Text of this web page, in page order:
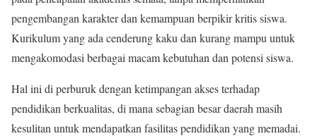
pengembangan karakter dan kemampuan berpikir kritis siswa.
Kurikulum yang ada cenderung kaku dan kurang mampu untuk
mengakomodasi berbagai macam kebutuhan dan potensi siswa.
Hal ini di perburuk dengan ketimpangan akses terhadap
pendidikan berkualitas, di mana sebagian besar daerah masih
kesulitan untuk mendapatkan fasilitas pendidikan yang memadai.